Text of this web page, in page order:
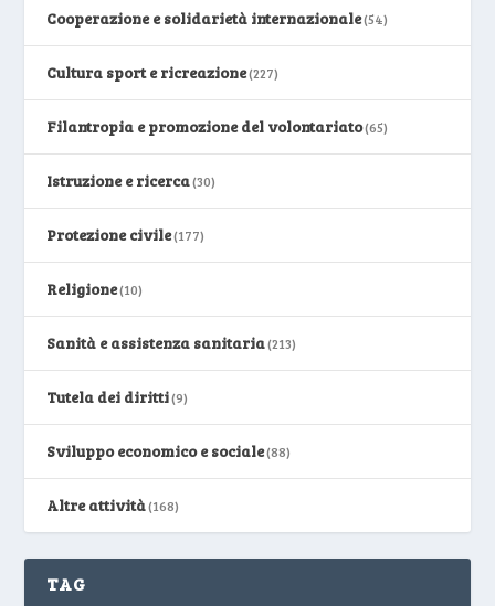
Cooperazione e solidarietà internazionale(54)
Cultura sport e ricreazione(227)
Filantropia e promozione del volontariato(65)
Istruzione e ricerca(30)
Protezione civile(177)
Religione(10)
Sanità e assistenza sanitaria(213)
Tutela dei diritti(9)
Sviluppo economico e sociale(88)
Altre attività(168)
TAG